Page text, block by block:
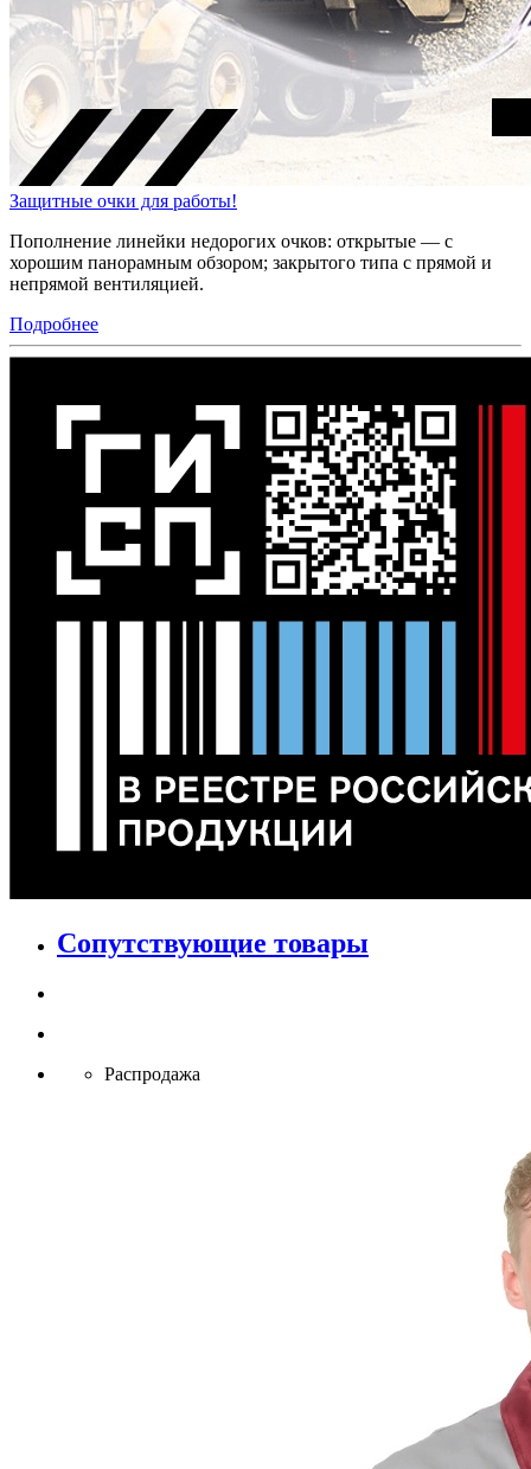
Защитные очки для работы!
Пополнение линейки недорогих очков: открытые — с
хорошим панорамным обзором; закрытого типа с прямой и
непрямой вентиляцией.
Подробнее
Сопутствующие товары
Распродажа